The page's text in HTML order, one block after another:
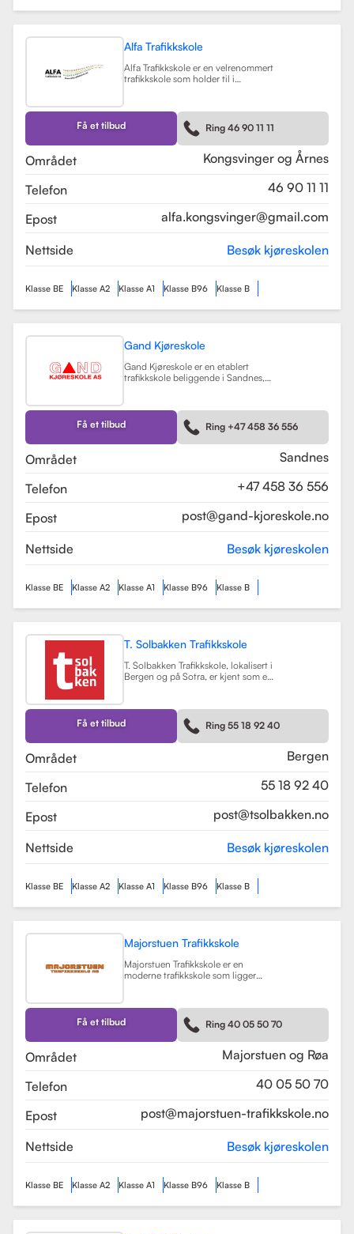
Alfa Trafikkskole
Alfa Trafikkskole er en velrenommert
trafikkskole som holder til i
kjøreopplæringen. Skolen tilbyr et
bredt spekter av tjenester, inkludert
opplæring for førerkort klasse B,
både med manuelt og automatgir.
Få et tilbud Ring 46 90 11 11
Området
Kongsvinger og Årnes
Telefon
46 90 11 11
Epost
alfa.kongsvinger@gmail.com
Nettside Besøk kjøreskolen
Klasse BE Klasse A2 Klasse A1 Klasse B96 Klasse B
Gand Kjøreskole
Gand Kjøreskole er en etablert
trafikkskole beliggende i Sandnes,
kjøretøyklasser. Skolen har
spesialisert seg på opplæring for
personbiler, både med manuell og
automatgir, samt motorsykler (klasse
Få et tilbud Ring +47 458 36 556
Området
Sandnes
Telefon
+47 458 36 556
Epost
post@gand-kjoreskole.no
Nettside Besøk kjøreskolen
Klasse BE Klasse A2 Klasse A1 Klasse B96 Klasse B
T. Solbakken Trafikkskole
T. Solbakken Trafikkskole, lokalisert i
Bergen og på Sotra, er kjent som en
Skolen tilbyr et bredt spekter av
førerkortklasser, inkludert klasse B
for personbil, klasse A, A1, og A2 for
motorsykler, samt klasse BE og B96
Få et tilbud Ring 55 18 92 40
Området
Bergen
Telefon
55 18 92 40
Epost
post@tsolbakken.no
Nettside Besøk kjøreskolen
Klasse BE Klasse A2 Klasse A1 Klasse B96 Klasse B
Majorstuen Trafikkskole
Majorstuen Trafikkskole er en
moderne trafikkskole som ligger
etablert i 2015 og har raskt blitt
kjent for sin høye kvalitet på
opplæring. Alle instruktørene er
pedagogisk utdannet fra Nord
Universitet og Met Universitet, noe
som sikrer en profesjonell og trygg
Få et tilbud Ring 40 05 50 70
Området
Majorstuen og Røa
Telefon
40 05 50 70
Epost
post@majorstuen-trafikkskole.no
Nettside Besøk kjøreskolen
Klasse BE Klasse A2 Klasse A1 Klasse B96 Klasse B